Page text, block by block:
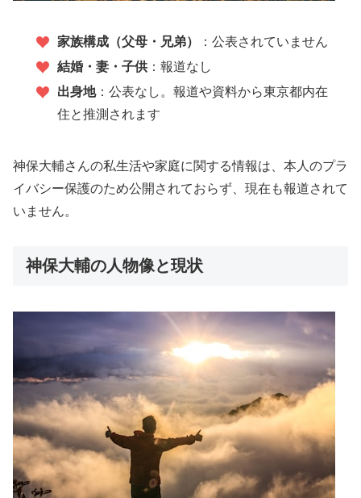
家族構成（父母・兄弟）
：公表されていません
結婚・妻・子供：報道なし
出身地：公表なし。報道や資料から東京都内在
住と推測されます
神保大輔さんの私生活や家庭に関する情報は、本人のプラ
イバシー保護のため公開されておらず、現在も報道されて
いません。
神保大輔の人物像と現状